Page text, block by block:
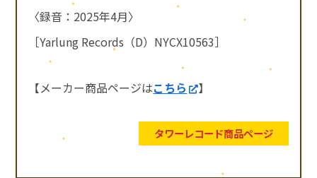
〈録音：2025年4月〉
［Yarlung Records（D）NYCX10563］
【メーカー商品ページはこちら 】
タワーレコード商品ページ